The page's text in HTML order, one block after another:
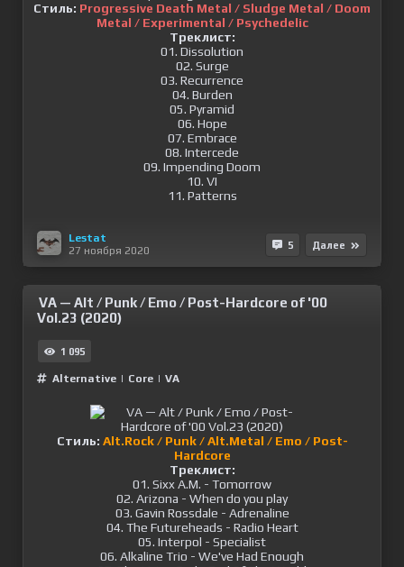
Стиль: Progressive Death Metal / Sludge Metal / Doom
Metal / Experimental / Psychedelic
Треклист:
01. Dissolution
02. Surge
03. Recurrence
04. Burden
05. Pyramid
06. Hope
07. Embrace
08. Intercede
09. Impending Doom
10. VI
11. Patterns
Lestat
27 ноября 2020
5 Далее
VA — Alt / Punk / Emo / Post-Hardcore of '00
Vol.23 (2020)
1 095
Alternative | Сore | VA
Стиль: Alt.Rock / Punk / Alt.Metal / Emo / Post-
Hardcore
Треклист:
01. Sixx A.M. - Tomorrow
02. Arizona - When do you play
03. Gavin Rossdale - Adrenaline
04. The Futureheads - Radio Heart
05. Interpol - Specialist
06. Alkaline Trio - We've Had Enough